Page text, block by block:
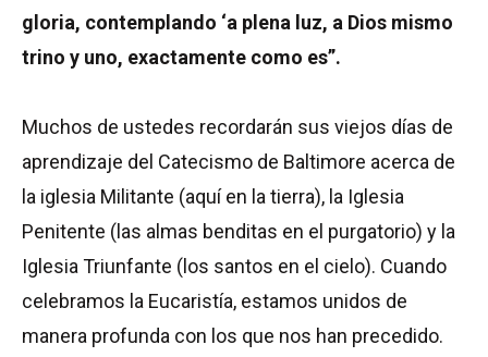
gloria, contemplando ‘a plena luz, a Dios mismo
trino y uno, exactamente como es”.
Muchos de ustedes recordarán sus viejos días de
aprendizaje del Catecismo de Baltimore acerca de
la iglesia Militante (aquí en la tierra), la Iglesia
Penitente (las almas benditas en el purgatorio) y la
Iglesia Triunfante (los santos en el cielo). Cuando
celebramos la Eucaristía, estamos unidos de
manera profunda con los que nos han precedido.